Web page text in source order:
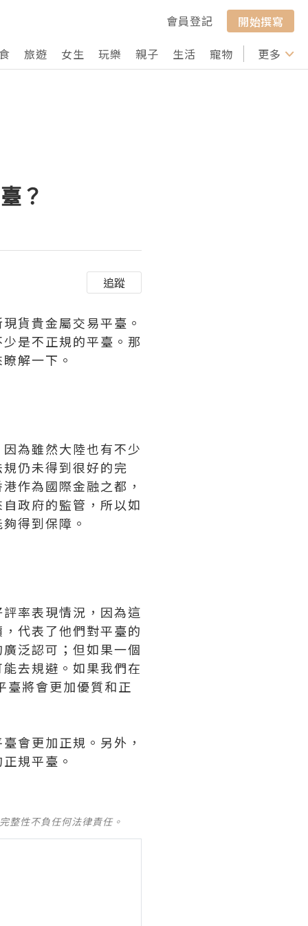
會員登記
開始撰寫
旅遊 女生 玩樂 親子 生活 寵物 行山 打卡
更多
？
追蹤
貨貴金屬交易平臺。
是不正規的平臺。那
解一下。
為雖然大陸也有不少
仍未得到很好的完
作為國際金融之都，
政府的監管，所以如
得到保障。
率表現情況，因為這
代表了他們對平臺的
泛認可；但如果一個
去規避。如果我們在
將會更加優質和正
會更加正規。另外，
規平臺。
整性不負任何法律責任。